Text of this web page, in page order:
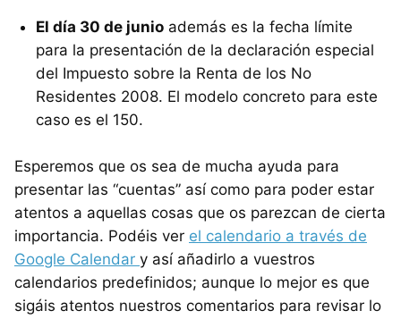
El día 30 de junio además es la fecha límite
para la presentación de la declaración especial
del Impuesto sobre la Renta de los No
Residentes 2008. El modelo concreto para este
caso es el 150.
Esperemos que os sea de mucha ayuda para
presentar las “cuentas” así como para poder estar
atentos a aquellas cosas que os parezcan de cierta
importancia. Podéis ver el calendario a través de
Google Calendar y así añadirlo a vuestros
calendarios predefinidos; aunque lo mejor es que
sigáis atentos nuestros comentarios para revisar lo